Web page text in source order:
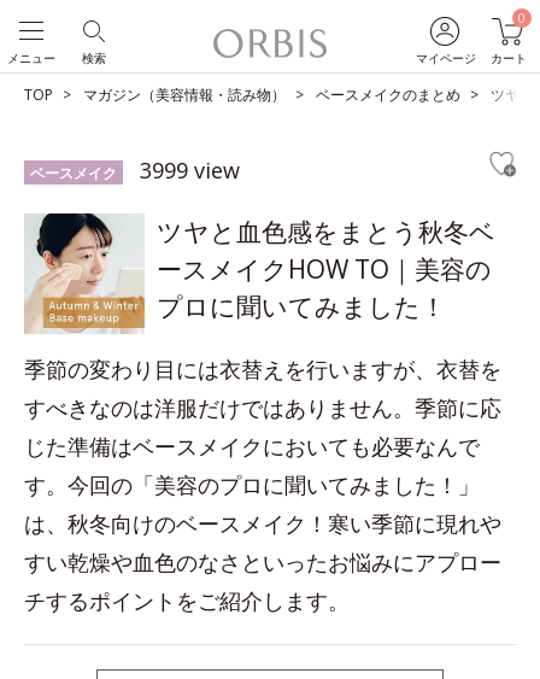
マイページ
0
カート
検索
メニュー
TOP マガジン（美容情報・読み物） ベースメイクのまとめ ツヤと
ベースメイク 3999 view
ツヤと血色感をまとう秋冬ベ
ースメイクHOW TO｜美容の
プロに聞いてみました！
季節の変わり目には衣替えを行いますが、衣替を
すべきなのは洋服だけではありません。季節に応
じた準備はベースメイクにおいても必要なんで
す。今回の「美容のプロに聞いてみました！」
は、秋冬向けのベースメイク！寒い季節に現れや
すい乾燥や血色のなさといったお悩みにアプロー
チするポイントをご紹介します。